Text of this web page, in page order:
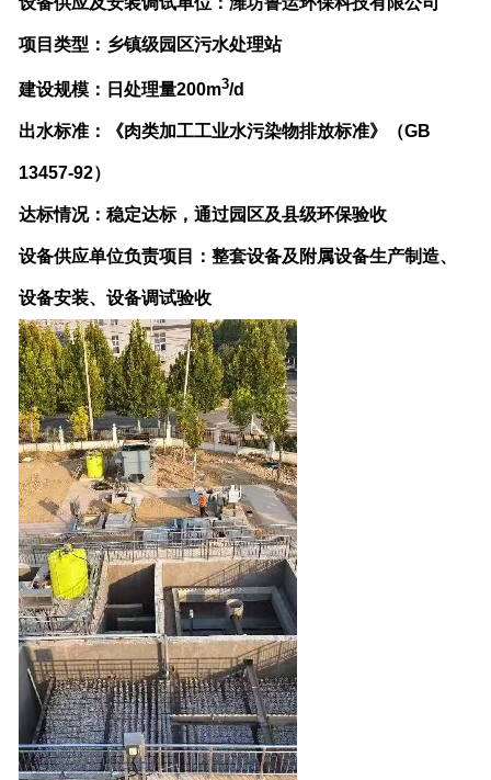
项目类型：乡镇级园区污水处理站
建设规模：日处理量200m3/d
出水标准：《肉类加工工业水污染物排放标准》（GB
13457-92）
达标情况：稳定达标，通过园区及县级环保验收
设备供应单位负责项目：整套设备及附属设备生产制造、
设备安装、设备调试验收